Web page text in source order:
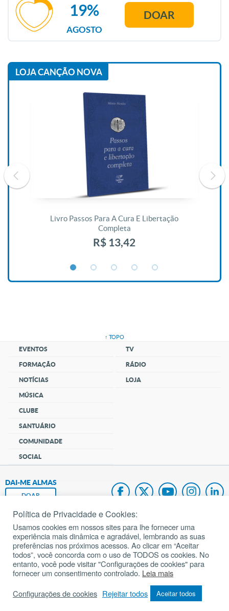
AGOSTO
19% DOAR
LOJA CANÇÃO NOVA
Livro Passos Para A Cura E Libertação
Completa
R$ 13,42
↑ TOPO
EVENTOS
FORMAÇÃO
NOTÍCIAS
MÚSICA
CLUBE
SANTUÁRIO
COMUNIDADE
SOCIAL
TV
RÁDIO
LOJA
DAI-ME ALMAS
DOAR
Fundação João Paulo II
Pedido de Oração
Mapa do site
Todos os direitos reservados.
Política de Privacidade e Cookies:
Usamos cookies em nossos sites para lhe fornecer uma
experiência mais dinâmica e agradável, lembrando as suas
preferências nos próximos acessos. Ao clicar em “Aceitar
todos”, você concorda com o uso de TODOS os cookies. No
entanto, você pode visitar "Configurações de cookies" para
fornecer um consentimento controlado. Leia mais
Configurações de cookies Rejeitar todos Aceitar todos